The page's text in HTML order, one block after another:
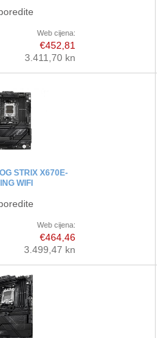
Web cijena:
€452,81
3.411,70 kn
STRIX X670E-
WIFI
Web cijena:
€464,46
3.499,47 kn